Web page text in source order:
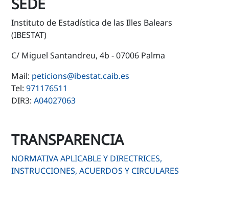
Instituto de Estadística de las Illes Balears
(IBESTAT)
C/ Miguel Santandreu, 4b - 07006 Palma
Mail: peticions@ibestat.caib.es
Tel:971176511
DIR3:A04027063
TRANSPARENCIA
NORMATIVA APLICABLE Y DIRECTRICES,
INSTRUCCIONES, ACUERDOS Y CIRCULARES